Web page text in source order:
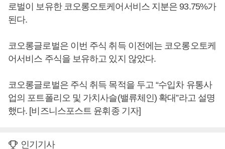
로벌이 보유한 코오롱오토케어서비스 지분은 93.75%가
된다.
코오롱글로벌은 이번 주식 취득 이전에는 코오롱오토케
어서비스 주식을 보유하고 있지 않았다.
코오롱글로벌은 주식 취득 목적을 두고 “수입차 유통사
업의 포트폴리오 및 가치사슬(밸류체인) 확대”라고 설명
했다. [비즈니스포스트 윤휘종 기자]
인기기사